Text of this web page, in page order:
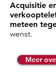
Acquisitie
meteen
wenst.
Meer